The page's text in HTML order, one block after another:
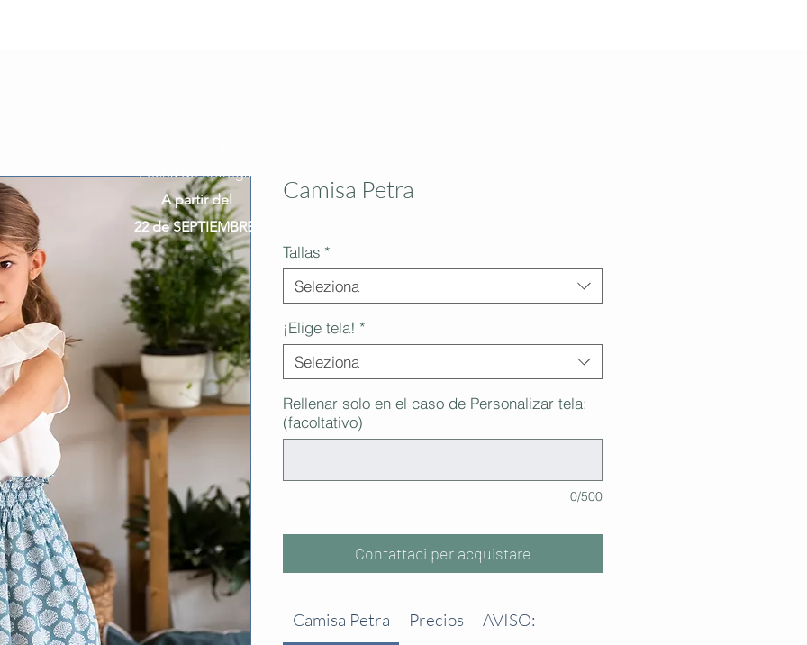
Camisa Petra
Tallas *
Seleziona
¡Elige tela! *
Seleziona
Rellenar solo en el caso de Personalizar tela:
(facoltativo)
0/500
Contattaci per acquistare
Camisa Petra Precios AVISO:
Fecha de entrega:
A partir del
22 de SEPTIEMBRE.